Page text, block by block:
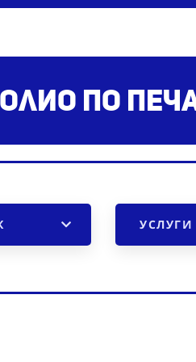
по
УСЛУГИ